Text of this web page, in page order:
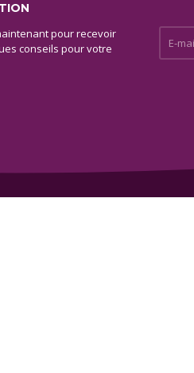
pour recevoir
conseils pour votre